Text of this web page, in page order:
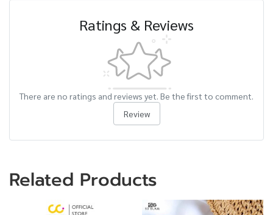
Ratings & Reviews
There are no ratings and reviews yet. Be the first to comment.
Review
Related Products